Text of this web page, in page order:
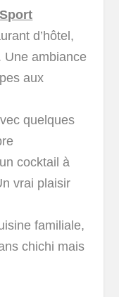
d’hôtel,
Une ambiance
aux
quelques
cocktail à
vrai plaisir
familiale,
chichi mais